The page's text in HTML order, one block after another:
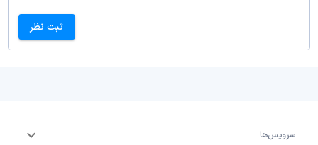
ثبت نظر
سرویس‌ها